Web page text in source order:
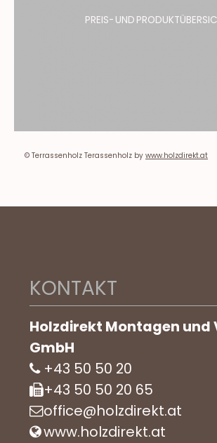
PREIS- UND
© Terrassenholz Terassenholz by www.holzdirekt.at
KONTAKT
Holzdirekt Montagen und
GmbH
+43 50 50 20
+43 50 50 20 65
office@holzdirekt.at
www.holzdirekt.at